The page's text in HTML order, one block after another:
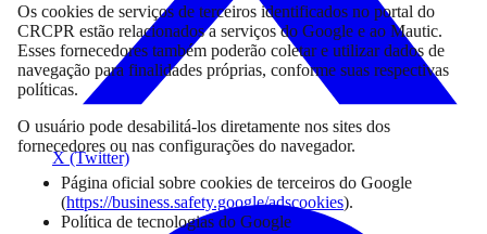
X (Twitter)
Os cookies de serviços de terceiros identificados no portal do
CRCPR estão relacionados a serviços do Google e ao Mautic.
Esses fornecedores também poderão coletar e utilizar dados de
navegação para finalidades próprias, conforme suas respectivas
políticas.
O usuário pode desabilitá-los diretamente nos sites dos
fornecedores ou nas configurações do navegador.
Página oficial sobre cookies de terceiros do Google
(https://business.safety.google/adscookies).
Política de tecnologias do Google